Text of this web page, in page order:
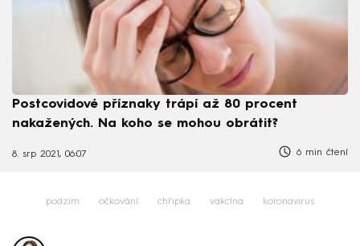
Postcovidové příznaky trápí až 80 procent
nakažených. Na koho se mohou obrátit?
8. srp 2021, 06:07 6 min čtení
podzim očkování chřipka vakcína koronavirus